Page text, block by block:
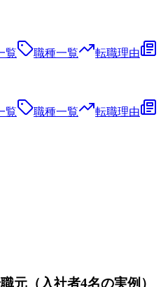
覧 職種一覧
転職理由
覧 職種一覧
転職理由
元（入社者4名の実例）